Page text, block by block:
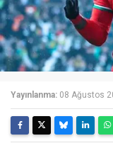
Yayınlanma: 08 Ağustos